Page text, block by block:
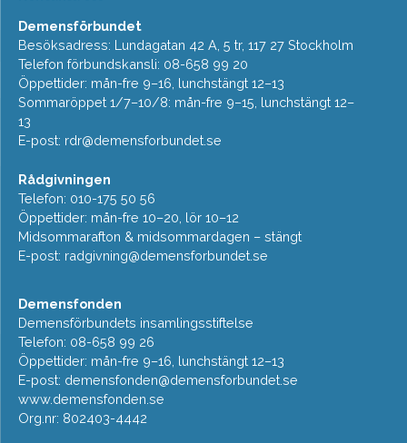
Demensförbundet
Besöksadress: Lundagatan 42 A, 5 tr, 117 27 Stockholm
Telefon förbundskansli: 08-658 99 20
Öppettider: mån-fre 9–16, lunchstängt 12–13
Sommaröppet 1/7–10/8: mån-fre 9–15, lunchstängt 12–
13
E-post: rdr@demensforbundet.se
Rådgivningen
Telefon: 010-175 50 56
Öppettider: mån-fre 10–20, lör 10–12
Midsommarafton & midsommardagen – stängt
E-post: radgivning@demensforbundet.se
Demensfonden
Demensförbundets insamlingsstiftelse
Telefon: 08-658 99 26
Öppettider: mån-fre 9–16, lunchstängt 12–13
E-post: demensfonden@demensforbundet.se
www.demensfonden.se
Org.nr: 802403-4442